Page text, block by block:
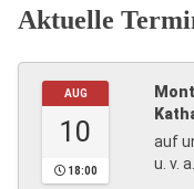
Aktuelle
AUG
10
18:00
auf
u. v. a.